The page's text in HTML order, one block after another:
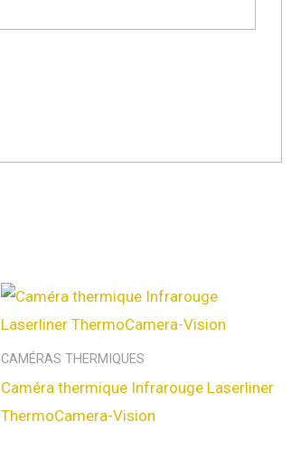
CAMÉRAS THERMIQUES
Caméra thermique Infrarouge Laserliner
ThermoCamera-Vision